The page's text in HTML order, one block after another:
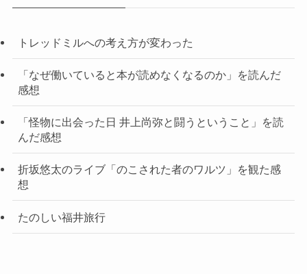
トレッドミルへの考え方が変わった
「なぜ働いていると本が読めなくなるのか」を読んだ
感想
「怪物に出会った日 井上尚弥と闘うということ」を読
んだ感想
折坂悠太のライブ「のこされた者のワルツ」を観た感
想
たのしい福井旅行